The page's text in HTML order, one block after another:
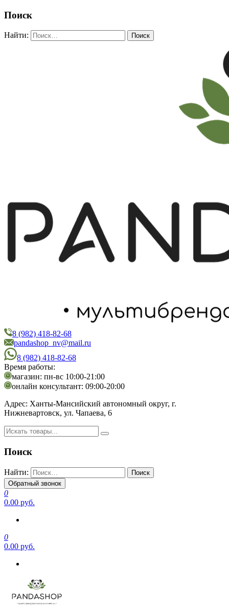
Поиск
Найти:
PandaShop
Интернет-магазин косметики
8 (982) 418-82-68
pandashop_nv@mail.ru
8 (982) 418-82-68
Время работы:
магазин: пн-вс 10:00-21:00
онлайн консультант: 09:00-20:00
Адрес: Ханты-Мансийский автономный округ, г.
Нижневартовск, ул. Чапаева, 6
Поиск
Найти:
Обратный звонок
0
0.00 руб.
0
0.00 руб.